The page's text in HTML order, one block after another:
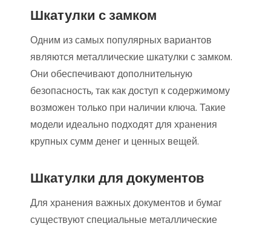
Шкатулки с замком
Одним из самых популярных вариантов
являются металлические шкатулки с замком.
Они обеспечивают дополнительную
безопасность, так как доступ к содержимому
возможен только при наличии ключа. Такие
модели идеально подходят для хранения
крупных сумм денег и ценных вещей.
Шкатулки для документов
Для хранения важных документов и бумаг
существуют специальные металлические